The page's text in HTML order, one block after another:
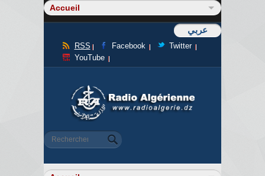
عربي
RSS Facebook
Twitter
YouTube
Formulaire de recherche
Rechercher